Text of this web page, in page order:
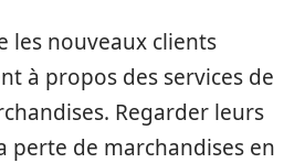
les nouveaux clients
à propos des services de
Regarder leurs
perte de marchandises en